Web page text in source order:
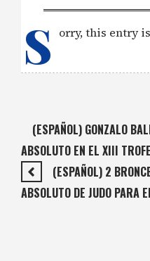
S orry, this entry
(ESPAÑOL) GONZALO
ABSOLUTO EN EL XIII
(ESPAÑOL) 2
ABSOLUTO DE JUDO PARA